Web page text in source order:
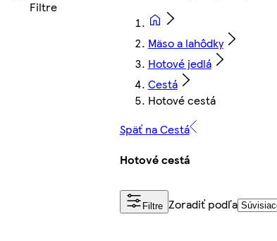
Mäso a lahôdky
Hotové jedlá
Cestá
Hotové cestá
Späť na Cestá
Hotové cestá
Filtre Zoradiť podľa